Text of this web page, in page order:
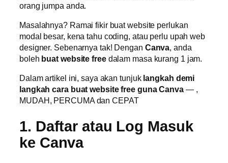
orang jumpa anda.
Masalahnya? Ramai fikir buat website perlukan
modal besar, kena tahu coding, atau perlu upah web
designer. Sebenarnya tak! Dengan Canva, anda
boleh buat website freedalam masa kurang 1 jam.
Dalam artikel ini, saya akan tunjuk langkah demi
langkah cara buat website free guna Canva— ,
MUDAH, PERCUMA dan CEPAT
1. Daftar atau Log Masuk
ke Canva